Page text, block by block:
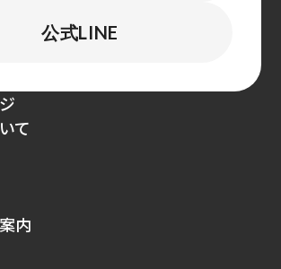
公式LINE
て
内